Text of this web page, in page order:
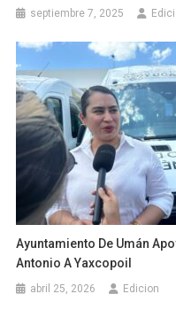
septiembre 7, 2025
Ayuntamiento De Umán
Antonio A Yaxcopoil
abril 25, 2026 Edicion